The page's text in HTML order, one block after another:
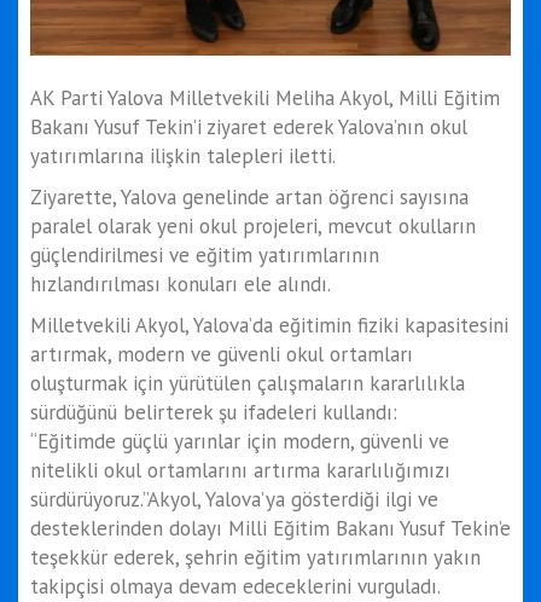
AK Parti Yalova Milletvekili Meliha Akyol, Milli Eğitim
Bakanı Yusuf Tekin’i ziyaret ederek Yalova’nın okul
yatırımlarına ilişkin talepleri iletti.
Ziyarette, Yalova genelinde artan öğrenci sayısına
paralel olarak yeni okul projeleri, mevcut okulların
güçlendirilmesi ve eğitim yatırımlarının
hızlandırılması konuları ele alındı.
Milletvekili Akyol, Yalova’da eğitimin fiziki kapasitesini
artırmak, modern ve güvenli okul ortamları
oluşturmak için yürütülen çalışmaların kararlılıkla
sürdüğünü belirterek şu ifadeleri kullandı:
“Eğitimde güçlü yarınlar için modern, güvenli ve
nitelikli okul ortamlarını artırma kararlılığımızı
sürdürüyoruz.”Akyol, Yalova’ya gösterdiği ilgi ve
desteklerinden dolayı Milli Eğitim Bakanı Yusuf Tekin’e
teşekkür ederek, şehrin eğitim yatırımlarının yakın
takipçisi olmaya devam edeceklerini vurguladı.